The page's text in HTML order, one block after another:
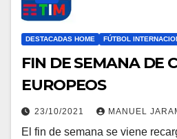
DESTACADAS HOME FÚTBOL
FIN DE SEMANA DE
EUROPEOS
23/10/2021 MANUEL
El fin de semana se viene